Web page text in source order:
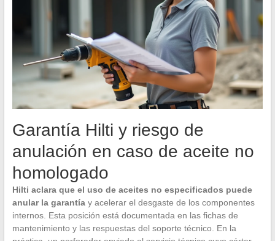
Garantía Hilti y riesgo de
anulación en caso de aceite no
homologado
Hilti aclara que el uso de aceites no especificados puede
anular la garantíay acelerar el desgaste de los componentes
internos. Esta posición está documentada en las fichas de
mantenimiento y las respuestas del soporte técnico. En la